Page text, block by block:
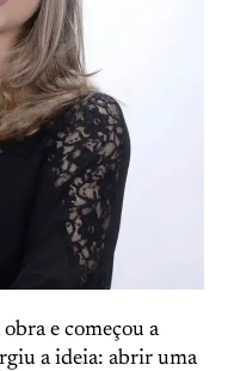
e começou a
a ideia: abrir uma